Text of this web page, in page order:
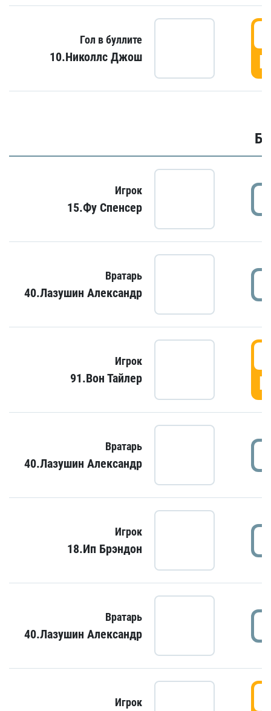
Гол в буллите
10.Николлс Джош
Игрок
15.Фу Спенсер
Вратарь
40.Лазушин Александр
Игрок
91.Вон Тайлер
Вратарь
40.Лазушин Александр
Игрок
18.Ип Брэндон
Вратарь
40.Лазушин Александр
Игрок